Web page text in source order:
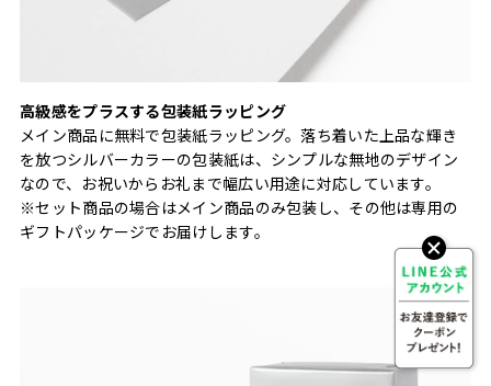
高級感をプラスする包装紙ラッピング
メイン商品に無料で包装紙ラッピング。落ち着いた上品な輝き
を放つシルバーカラーの包装紙は、シンプルな無地のデザイン
なので、お祝いからお礼まで幅広い用途に対応しています。
※セット商品の場合はメイン商品のみ包装し、その他は専用の
ギフトパッケージでお届けします。